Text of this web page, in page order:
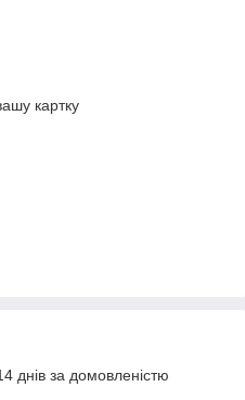
картку
днів за домовленістю